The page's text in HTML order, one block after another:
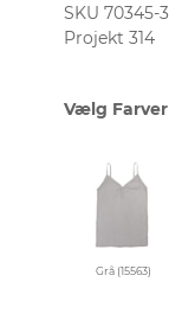
SKU 70345-
Projekt 314
Vælg Farver
Grå (15563)